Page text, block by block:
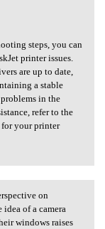
steps, you can
printer issues.
are up to date,
a stable
in the
refer to the
your printer
on
of a camera
windows raises